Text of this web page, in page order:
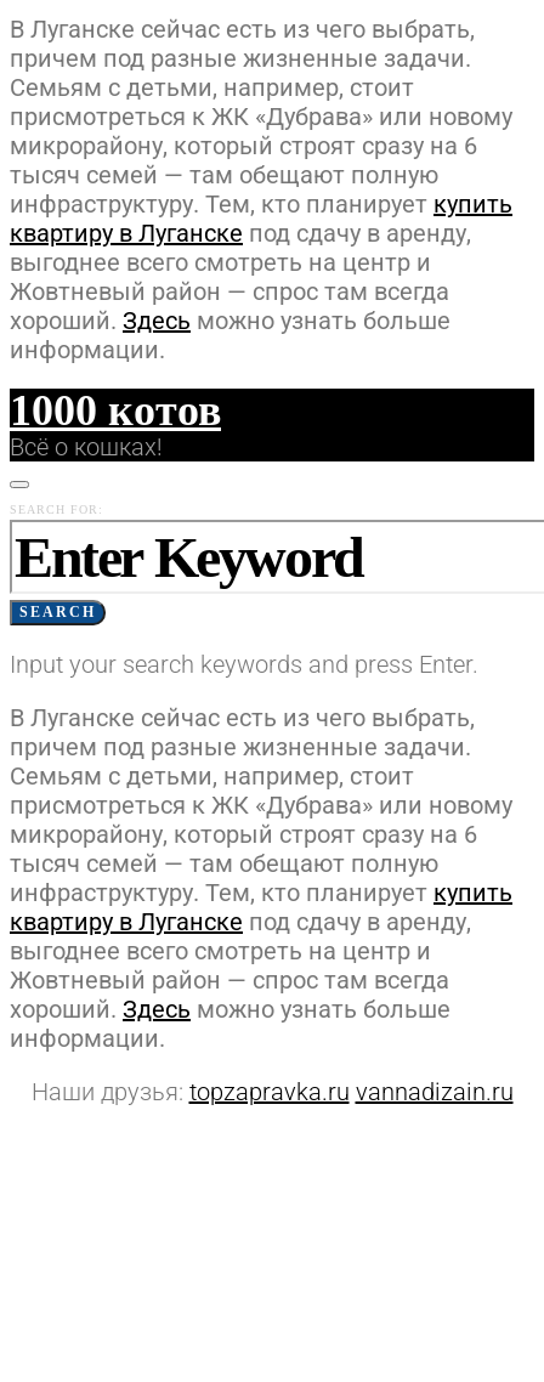
В Луганске сейчас есть из чего выбрать,
причем под разные жизненные задачи.
Семьям с детьми, например, стоит
присмотреться к ЖК «Дубрава» или новому
микрорайону, который строят сразу на 6
тысяч семей — там обещают полную
инфраструктуру. Тем, кто планирует купить
квартиру в Луганске под сдачу в аренду,
выгоднее всего смотреть на центр и
Жовтневый район — спрос там всегда
хороший. Здесь можно узнать больше
информации.
1000 котов
Всё о кошках!
SEARCH FOR:
SEARCH
Input your search keywords and press Enter.
В Луганске сейчас есть из чего выбрать,
причем под разные жизненные задачи.
Семьям с детьми, например, стоит
присмотреться к ЖК «Дубрава» или новому
микрорайону, который строят сразу на 6
тысяч семей — там обещают полную
инфраструктуру. Тем, кто планирует купить
квартиру в Луганске под сдачу в аренду,
выгоднее всего смотреть на центр и
Жовтневый район — спрос там всегда
хороший. Здесь можно узнать больше
информации.
Наши друзья: topzapravka.ru vannadizain.ru